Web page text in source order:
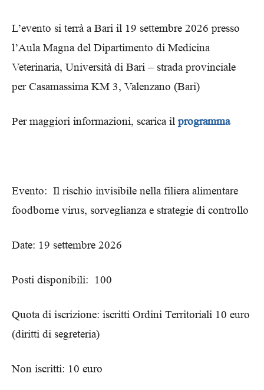
L’evento si terrà a Bari il 19 settembre 2026 presso
l’Aula Magna del Dipartimento di Medicina
Veterinaria, Università di Bari – strada provinciale
per Casamassima KM 3, Valenzano (Bari)
Per maggiori informazioni, scarica il programma
Evento: Il rischio invisibile nella filiera alimentare
foodborne virus, sorveglianza e strategie di controllo
Date: 19 settembre 2026
Posti disponibili: 100
Quota di iscrizione: iscritti Ordini Territoriali 10 euro
(diritti di segreteria)
Non iscritti: 10 euro